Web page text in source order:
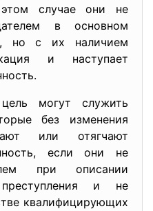
этом случае они не
в основном
но с их наличием
и наступает
могут служить
без изменения
или отягчают
если они не
при описании
и не
квалифицирующих